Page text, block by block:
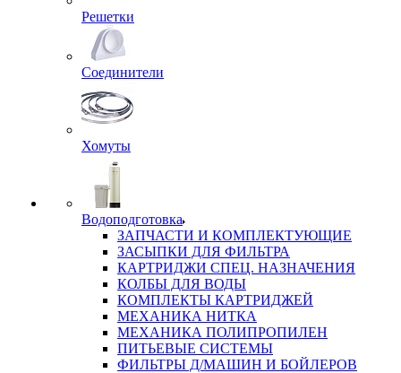
Решетки
Соединители
Хомуты
Водоподготовка
ЗАПЧАСТИ И КОМПЛЕКТУЮЩИЕ
ЗАСЫПКИ ДЛЯ ФИЛЬТРА
КАРТРИДЖИ СПЕЦ. НАЗНАЧЕНИЯ
КОЛБЫ ДЛЯ ВОДЫ
КОМПЛЕКТЫ КАРТРИДЖЕЙ
МЕХАНИКА НИТКА
МЕХАНИКА ПОЛИПРОПИЛЕН
ПИТЬЕВЫЕ СИСТЕМЫ
ФИЛЬТРЫ Д/МАШИН И БОЙЛЕРОВ